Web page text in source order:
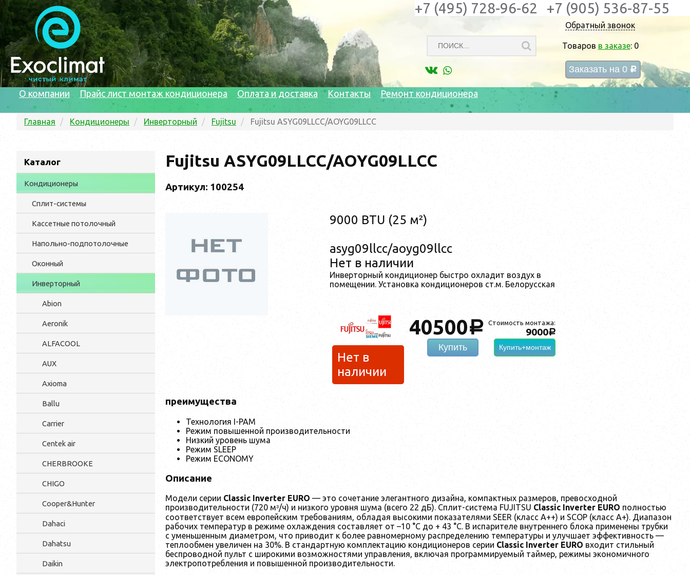
Обратный звонок
Товаров в заказе: 0
Заказать на 0 c
+7 (495) 728-96-62 +7 (905) 536-87-55
О компании Прайс лист монтаж кондиционера Оплата и доставка Контакты Ремонт кондиционера
Главная Кондиционеры Инверторный Fujitsu Fujitsu ASYG09LLCC/AOYG09LLCC
Каталог
Кондиционеры
Сплит-системы
Кассетные потолочный
Напольно-подпотолочные
Оконный
Инверторный
Abion
Aeronik
ALFACOOL
AUX
Axioma
Ballu
Carrier
Centek air
CHERBROOKE
CHIGO
Cooper&Hunter
Dahaci
Dahatsu
Daikin
Fujitsu ASYG09LLCC/AOYG09LLCC
Артикул: 100254
9000 BTU (25 м²)
asyg09llcc/aoyg09llcc
Нет в наличии
Инверторный кондиционер быстро охладит воздух в
помещении. Установка кондиционеров ст.м. Белорусская
Стоимость монтажа:
9000a
Купить+монтаж
40500a
Купить
Нет в
наличии
преимущества
Технология I-PAM
Режим повышенной производительности
Низкий уровень шума
Режим SLEEP
Режим ECONOMY
Описание
Модели серии Classic Inverter EURO — это сочетание элегантного дизайна, компактных размеров, превосходной
производительности (720 мᶟ/ч) и низкого уровня шума (всего 22 дБ). Сплит-система FUJITSU Classic Inverter EURO полностью
соответствует всем европейским требованиям, обладая высокими показателями SEER (класс А++) и SCOP (класс А+). Диапазон
рабочих температур в режиме охлаждения составляет от –10 °C до + 43 °С. В испарителе внутреннего блока применены трубки
с уменьшенным диаметром, что приводит к более равномерному распределению температуры и улучшает эффективность —
теплообмен увеличен на 30%. В стандартную комплектацию кондиционеров серии Classic Inverter EURO входит стильный
беспроводной пульт с широкими возможностями управления, включая программируемый таймер, режимы экономичного
электропотребления и повышенной производительности.